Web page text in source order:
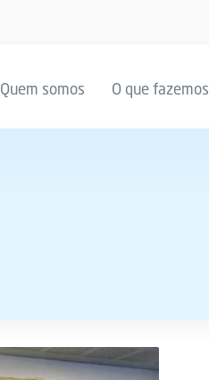
Quem somos O que fazemos